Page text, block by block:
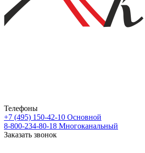
Телефоны
+7 (495) 150-42-10 Основной
8-800-234-80-18 Многоканальный
Заказать звонок